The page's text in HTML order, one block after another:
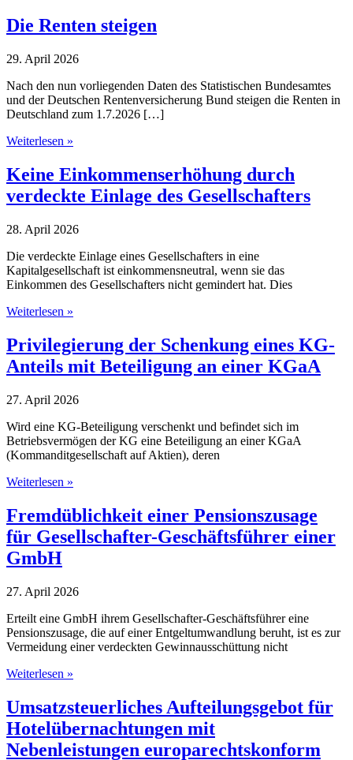
Die Renten steigen
29. April 2026
Nach den nun vorliegenden Daten des Statistischen Bundesamtes
und der Deutschen Rentenversicherung Bund steigen die Renten in
Deutschland zum 1.7.2026 […]
Die
steigen
Weiterlesen »
Keine Einkommenserhöhung durch
verdeckte Einlage des Gesellschafters
28. April 2026
Die verdeckte Einlage eines Gesellschafters in eine
Kapitalgesellschaft ist einkommensneutral, wenn sie das
Einkommen des Gesellschafters nicht gemindert hat. Dies
Keine
durch
verdeckte
Einlage
Gesellschafters
Weiterlesen »
Privilegierung der Schenkung eines KG-
Anteils mit Beteiligung an einer KGaA
27. April 2026
Wird eine KG-Beteiligung verschenkt und befindet sich im
Betriebsvermögen der KG eine Beteiligung an einer KGaA
(Kommanditgesellschaft auf Aktien), deren
Privilegierung
Schenkung
eines
KG-
Anteils
mit
an
KGaA
Weiterlesen »
Fremdüblichkeit einer Pensionszusage
für Gesellschafter-Geschäftsführer einer
GmbH
27. April 2026
Erteilt eine GmbH ihrem Gesellschafter-Geschäftsführer eine
Pensionszusage, die auf einer Entgeltumwandlung beruht, ist es zur
Vermeidung einer verdeckten Gewinnausschüttung nicht
Fremdüblichkeit
Pensionszusage
für
Gesellschafter-
Geschäftsführer
Weiterlesen »
Umsatzsteuerliches Aufteilungsgebot für
Hotelübernachtungen mit
Nebenleistungen europarechtskonform